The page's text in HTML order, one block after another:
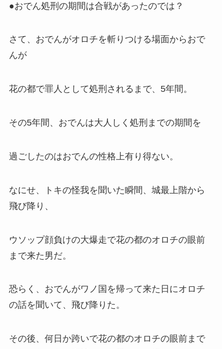
●おでん処刑の期間は合戦があったのでは？
さて、おでんがオロチを斬りつける場面からおで
んが
花の都で罪人として処刑されるまで、5年間。
その5年間、おでんは大人しく処刑までの期間を
過ごしたのはおでんの性格上有り得ない。
なにせ、トキの怪我を聞いた瞬間、城最上階から
飛び降り、
ウソップ顔負けの大爆走で花の都のオロチの眼前
まで来た男だ。
恐らく、おでんがワノ国を帰って来た日にオロチ
の話を聞いて、飛び降りた。
その後、何日か跨いで花の都のオロチの眼前まで